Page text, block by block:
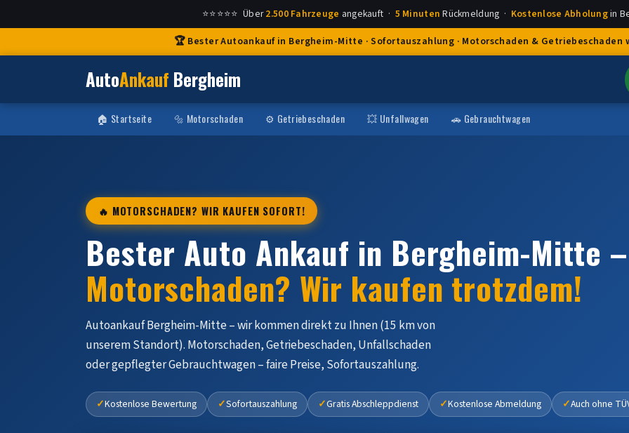
⭐⭐⭐⭐⭐ Über2.500 Fahrzeuge angekauft · 5 Minuten Rückmeldung · Kostenlose Abholungin
🏆 Bester Autoankauf in Bergheim-Mitte · Sofortauszahlung · Motorschaden & Getriebeschaden
AutoAnkauf Bergheim
🏠 Startseite 🔩 Motorschaden ⚙️ Getriebeschaden 💥 Unfallwagen 🚗 Gebrauchtwagen
🔥 MOTORSCHADEN? WIR KAUFEN SOFORT!
Bester Auto Ankauf in Bergheim-Mitte –
Motorschaden? Wir kaufen trotzdem!
Autoankauf Bergheim-Mitte – wir kommen direkt zu Ihnen (15 km von
unserem Standort). Motorschaden, Getriebeschaden, Unfallschaden
oder gepflegter Gebrauchtwagen – faire Preise, Sofortauszahlung.
Kostenlose Bewertung Sofortauszahlung Gratis Abschleppdienst Kostenlose Abmeldung Auch ohne